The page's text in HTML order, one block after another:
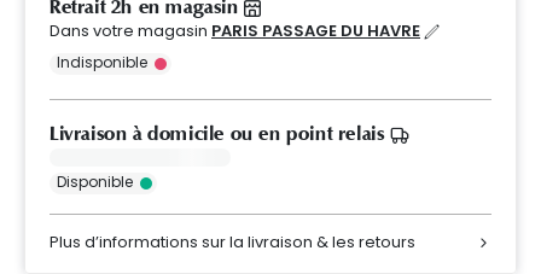
Retrait 2h en magasin
Dans votre magasin PARIS PASSAGE DU HAVRE
Indisponible
Livraison à domicile ou en point relais
Disponible
Plus d’informations sur la livraison & les retours